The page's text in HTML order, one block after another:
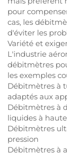
pour
cas, les
d'éviter les
Variété et
L'industrie
débitmètres
les exemples
Débitmètres à
adaptés aux
Débitmètres à
liquides à
Débitmètres
pression
Débitmètres à